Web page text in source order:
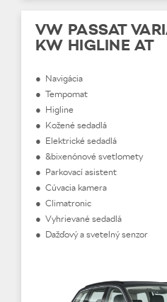
VW PASSAT
KW HIGLINE AT
● Navigácia
● Tempomat
● Higline
● Kožené sedadlá
● Elektrické sedadlá
● &bixenónové svetlomety
● Parkovací asistent
● Cúvacia kamera
● Climatronic
● Vyhrievané sedadlá
● Dažďový a svetelný senzor